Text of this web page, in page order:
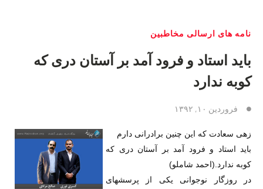
نامه های ارسالی مخاطبین
باید استاد و فرود آمد بر آستان دری که
کوبه ندارد
فروردین ۱۰, ۱۳۹۲
زهی سعادت که این چنین برادرانی دارم
باید استاد و فرود آمد بر آستان دری که
کوبه ندارد.(احمد شاملو)
در روزگار نوجوانی یکی از پرسشهای